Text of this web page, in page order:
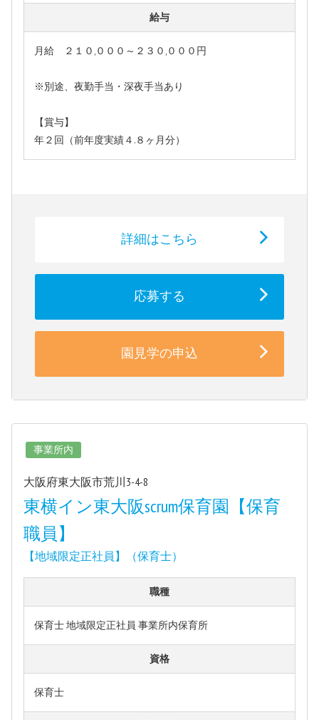
給与
月給 ２１０,０００～２３０,０００円
※別途、夜勤手当・深夜手当あり
【賞与】
年２回（前年度実績４.８ヶ月分）
詳細はこちら
応募する
園見学の申込
事業所内
大阪府東大阪市荒川3-4-8
東横イン東大阪scrum保育園【保育
職員】
【地域限定正社員】（保育士）
職種
保育士 地域限定正社員 事業所内保育所
資格
保育士